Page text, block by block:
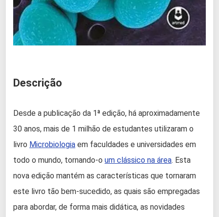
Descrição
Desde a publicação da 1ª edição, há aproximadamente
30 anos, mais de 1 milhão de estudantes utilizaram o
livro Microbiologia em faculdades e universidades em
todo o mundo, tornando-o um clássico na área. Esta
nova edição mantém as características que tornaram
este livro tão bem-sucedido, as quais são empregadas
para abordar, de forma mais didática, as novidades